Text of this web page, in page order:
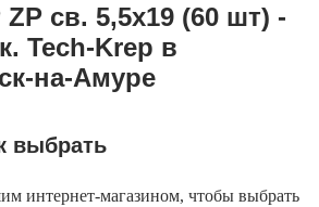
св. 5,5х19 (60 шт) -
Tech-Krep в
на-Амуре
выбрать
интернет-магазином, чтобы выбрать